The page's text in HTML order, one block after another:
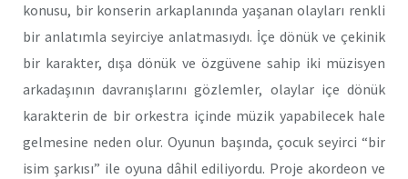
konusu, bir konserin arkaplanında yaşanan olayları renkli
bir anlatımla seyirciye anlatmasıydı. İçe dönük ve çekinik
bir karakter, dışa dönük ve özgüvene sahip iki müzisyen
arkadaşının davranışlarını gözlemler, olaylar içe dönük
karakterin de bir orkestra içinde müzik yapabilecek hale
gelmesine neden olur. Oyunun başında, çocuk seyirci “bir
isim şarkısı” ile oyuna dâhil ediliyordu. Proje akordeon ve